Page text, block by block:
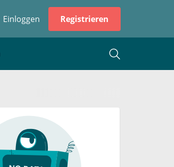
Einloggen Registrieren